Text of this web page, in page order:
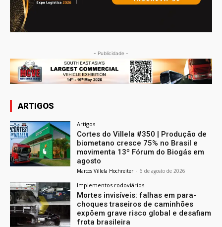
- Publicidade -
ARTIGOS
Artigos
Cortes do Villela #350 | Produção de
biometano cresce 75% no Brasil e
movimenta 13º Fórum do Biogás em
agosto
Marcos Villela Hochreiter - 6 de agosto de 2026
Implementos rodoviários
Mortes invisíveis: falhas em para-
choques traseiros de caminhões
expõem grave risco global e desafiam
frota brasileira